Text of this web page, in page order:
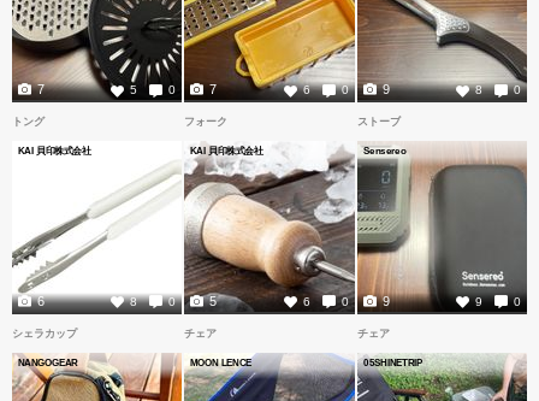
5 0
7 6 0
7 8 0
9
トング
KAI 貝印株式会社
8 0
6
フォーク
KAI 貝印株式会社
6 0
5
ストーブ
Sensereo
9 0
9
シェラカップ
NANGOGEAR
チェア
MOON LENCE
チェア
05SHINETRIP